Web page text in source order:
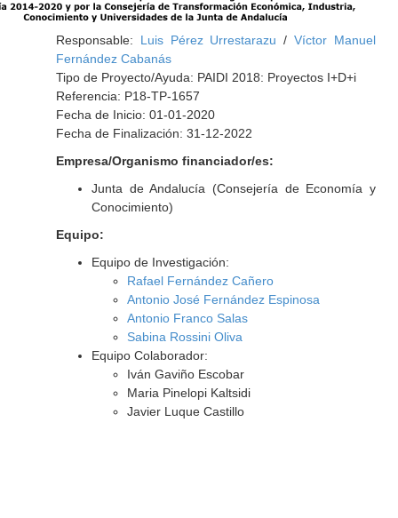
Responsable: Luis Pérez Urrestarazu /Víctor Manuel
Fernández Cabanás
Tipo de Proyecto/Ayuda: PAIDI 2018: Proyectos I+D+i
Referencia: P18-TP-1657
Fecha de Inicio: 01-01-2020
Fecha de Finalización: 31-12-2022
Empresa/Organismo financiador/es:
Junta de Andalucía (Consejería de Economía y
Conocimiento)
Equipo:
Equipo de Investigación:
Rafael Fernández Cañero
Antonio José Fernández Espinosa
Antonio Franco Salas
Sabina Rossini Oliva
Equipo Colaborador:
Iván Gaviño Escobar
Maria Pinelopi Kaltsidi
Javier Luque Castillo